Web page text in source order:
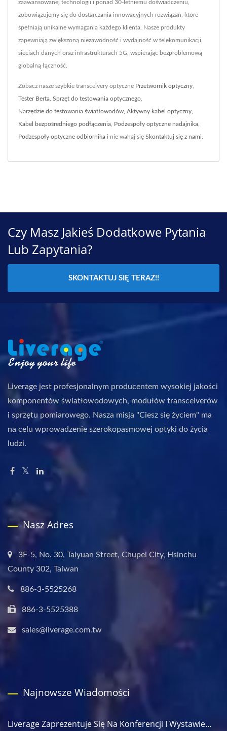
zaawansowanej technologii i ponad 30-letniemu doświadczeniu,
zobowiązujemy się do dostarczania innowacyjnych rozwiązań, które
spełniają unikalne wymagania każdego klienta. Nasze produkty
zapewniają zwiększoną niezawodność i wydajność w telekomunikacji,
sieciach danych oraz infrastrukturach 5G, wspierając bezproblemową
globalną łączność.
Zobacz nasze szybkie transceivery optyczne Przetwornik optyczny
Tester Berta Sprzęt do testowania optycznego
Narzędzie do testowania światłowodów Aktywny kabel optyczny
Kabel bezpośredniego podłączenia Podzespoły optyczne nadajnika
Podzespoły optyczne odbiornika i nie wahaj się Skontaktuj się z nami
Czy Masz Jakieś Dodatkowe Pytania
Lub Zapytania?
SKONTAKTUJ SIĘ TERAZ!!
Liverage jest profesjonalnym producentem wysokiej jakości
komponentów światłowodowych, modułów transceiverów
i sprzętu pomiarowego. Nasza misja "Ciesz się życiem" ma
na celu wprowadzenie szerokopasmowej optyki do życia
ludzi.
Nasz Adres
3F-5, No. 30, Taiyuan Street, Chupei City, Hsinchu
County 302, Taiwan
886-3-5525268
886-3-5525388
sales@liverage.com.tw
Najnowsze Wiadomości
Liverage Zaprezentuje Się Na Konferencji I Wystawie...